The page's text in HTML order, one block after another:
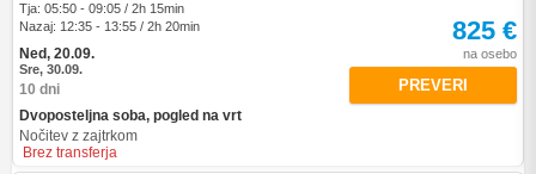
Tja: 05:50 - 09:05 / 2h 15min
Nazaj: 12:35 - 13:55 / 2h 20min
Ned, 20.09.
Sre, 30.09.
10 dni
Dvoposteljna soba, pogled na vrt
Nočitev z zajtrkom
Brez transferja
825 €
na osebo
PREVERI